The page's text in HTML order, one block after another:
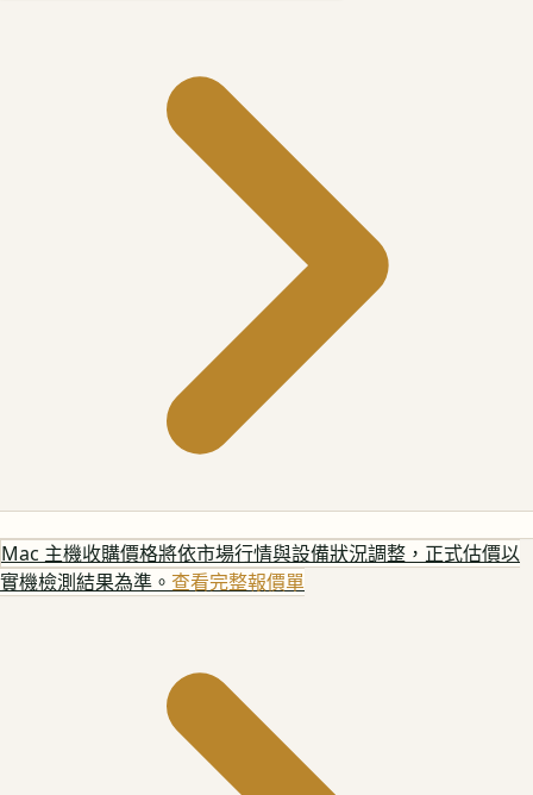
Mac 主機收購價格將依市場行情與設備狀況調整，正式估價以
實機檢測結果為準。 查看完整報價單